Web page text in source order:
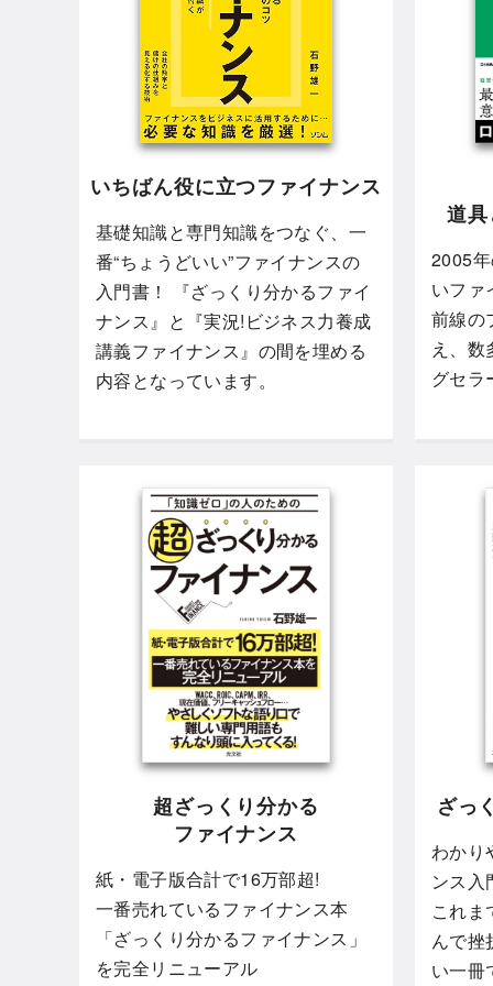
いちばん役に立つファイナンス
基礎知識と専門知識をつなぐ、一
番“ちょうどいい”ファイナンスの
入門書！ 『ざっくり分かるファイ
ナンス』と『実況!ビジネス力養成
講義ファイナンス』の間を埋める
内容となっています。
道
2005
いファ
前線の
え、
グセラ
超ざっくり分かる
ファイナンス
紙・電子版合計で16万部超!
一番売れているファイナンス本
「ざっくり分かるファイナンス」
を完全リニューアル
ざっ
わかり
ンス入
これま
んで挫
い一冊